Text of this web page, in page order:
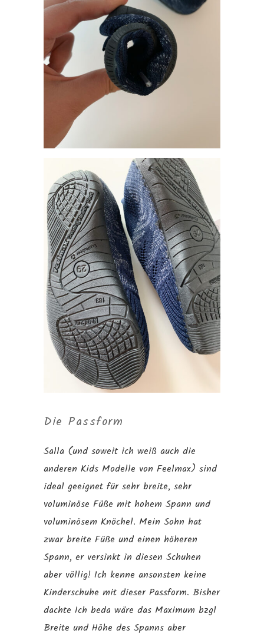
Die Passform
Salla (und soweit ich weiß auch die
anderen Kids Modelle von Feelmax) sind
ideal geeignet für sehr breite, sehr
voluminöse Füße mit hohem Spann und
voluminösem Knöchel. Mein Sohn hat
zwar breite Füße und einen höheren
Spann, er versinkt in diesen Schuhen
aber völlig! Ich kenne ansonsten keine
Kinderschuhe mit dieser Passform. Bisher
dachte Ich beda wäre das Maximum bzgl
Breite und Höhe des Spanns aber